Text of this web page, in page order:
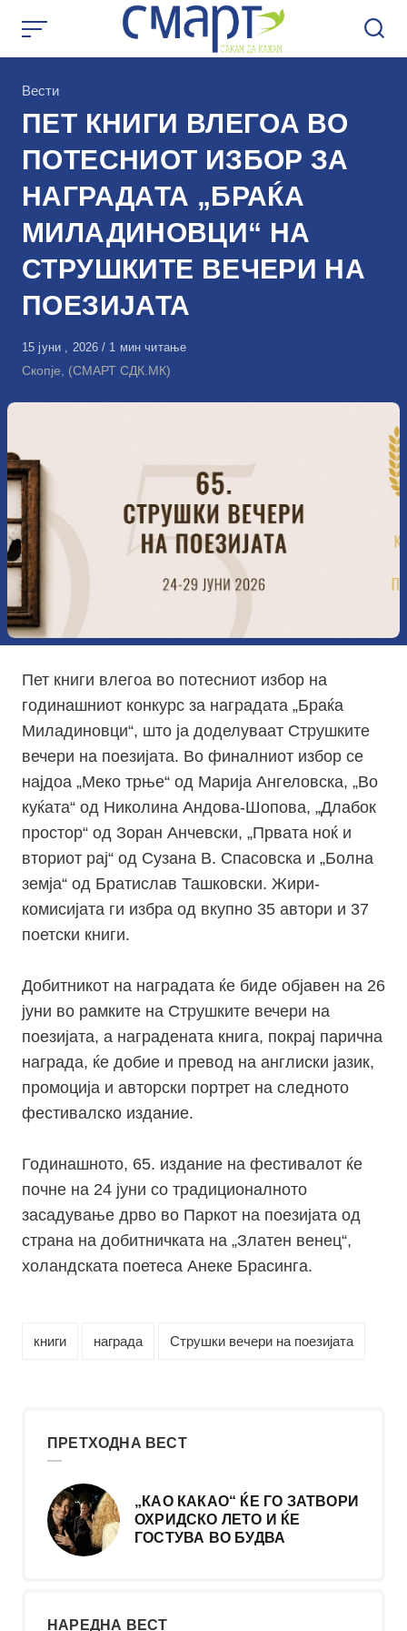
КАтегорија
Вести
ПЕТ КНИГИ ВЛЕГОА ВО
ПОТЕСНИОТ ИЗБОР ЗА
НАГРАДАТА „БРАЌА
МИЛАДИНОВЦИ“ НА
СТРУШКИТЕ ВЕЧЕРИ НА
ПОЕЗИЈАТА
Објавено
на
15 јуни , 2026 1 мин читање
Скопје, (СМАРТ СДК.МК)
Пет книги влегоа во потесниот избор на
годинашниот конкурс за наградата „Браќа
Миладиновци“, што ја доделуваат Струшките
вечери на поезијата. Во финалниот избор се
најдоа „Меко трње“ од Марија Ангеловска, „Во
куќата“ од Николина Андова-Шопова, „Длабок
простор“ од Зоран Анчевски, „Првата ноќ и
вториот рај“ од Сузана В. Спасовска и „Болна
земја“ од Братислав Ташковски. Жири-
комисијата ги избра од вкупно 35 автори и 37
поетски книги.
Добитникот на наградата ќе биде објавен на 26
јуни во рамките на Струшките вечери на
поезијата, а наградената книга, покрај парична
награда, ќе добие и превод на англиски јазик,
промоција и авторски портрет на следното
фестивалско издание.
Годинашното, 65. издание на фестивалот ќе
почне на 24 јуни со традиционалното
засадување дрво во Паркот на поезијата од
страна на добитничката на „Златен венец“,
холандската поетеса Анеке Брасинга.
книги награда Струшки вечери на поезијата
ПРЕТХОДНА ВЕСТ
„КАО КАКАО“ ЌЕ ГО ЗАТВОРИ
ОХРИДСКО ЛЕТО И ЌЕ
ГОСТУВА ВО БУДВА
НАРЕДНА ВЕСТ